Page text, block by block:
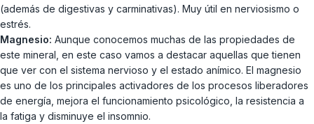
(además de digestivas y carminativas). Muy útil en nerviosismo o
estrés.
Magnesio: Aunque conocemos muchas de las propiedades de
este mineral, en este caso vamos a destacar aquellas que tienen
que ver con el sistema nervioso y el estado anímico. El magnesio
es uno de los principales activadores de los procesos liberadores
de energía, mejora el funcionamiento psicológico, la resistencia a
la fatiga y disminuye el insomnio.